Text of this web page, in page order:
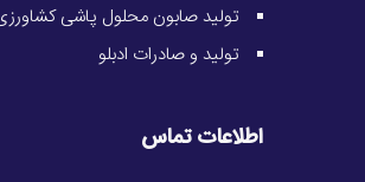
تولید صابون محلول پاشی
تولید و صادرات ادبلو
اطلاعات تماس